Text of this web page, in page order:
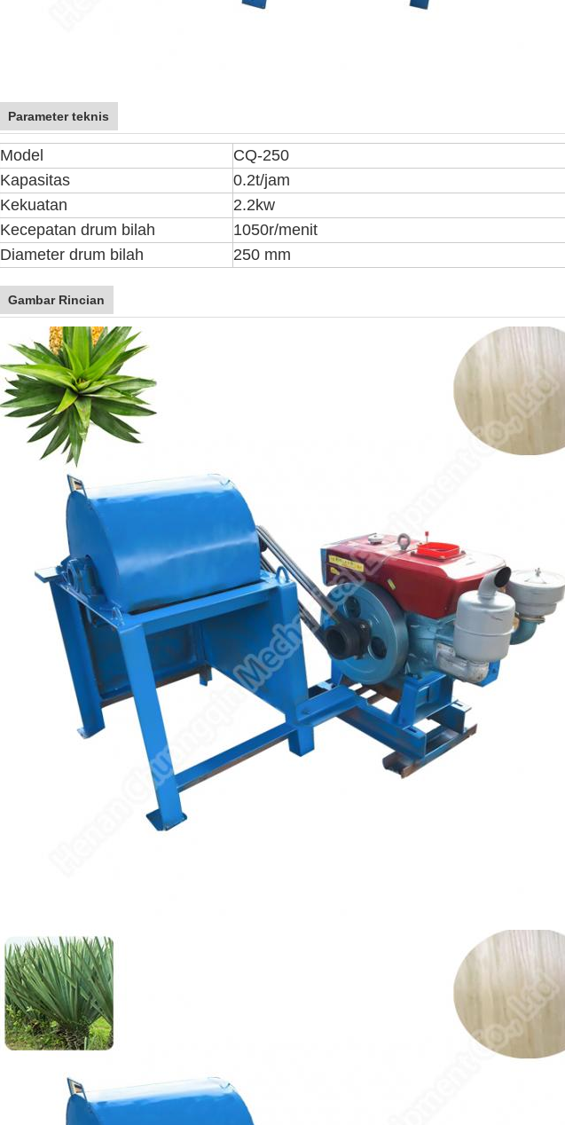
Parameter teknis
Model
CQ-250
Kapasitas
0.2t/jam
Kekuatan
2.2kw
Kecepatan drum bilah
1050r/menit
Diameter drum bilah
250 mm
Gambar Rincian